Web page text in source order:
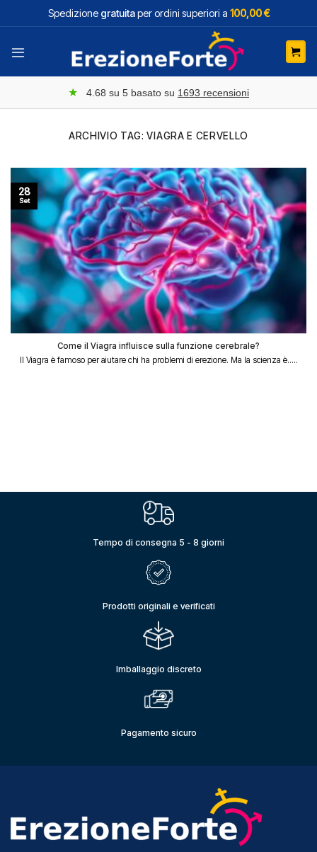
Spedizione gratuitaper ordini superiori a 100,00 €
★ 4.68 su 5 basato su 1693 recensioni
ARCHIVIO TAG:VIAGRA E CERVELLO
Come il Viagra influisce sulla funzione cerebrale?
Il Viagra è famoso per aiutare chi ha problemi di erezione. Ma la scienza è.....
28
Set
Tempo di consegna 5 - 8 giorni
Prodotti originali e verificati
Imballaggio discreto
Pagamento sicuro